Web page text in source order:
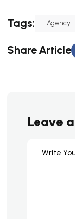
Tags: Agency
Share Article
Leave